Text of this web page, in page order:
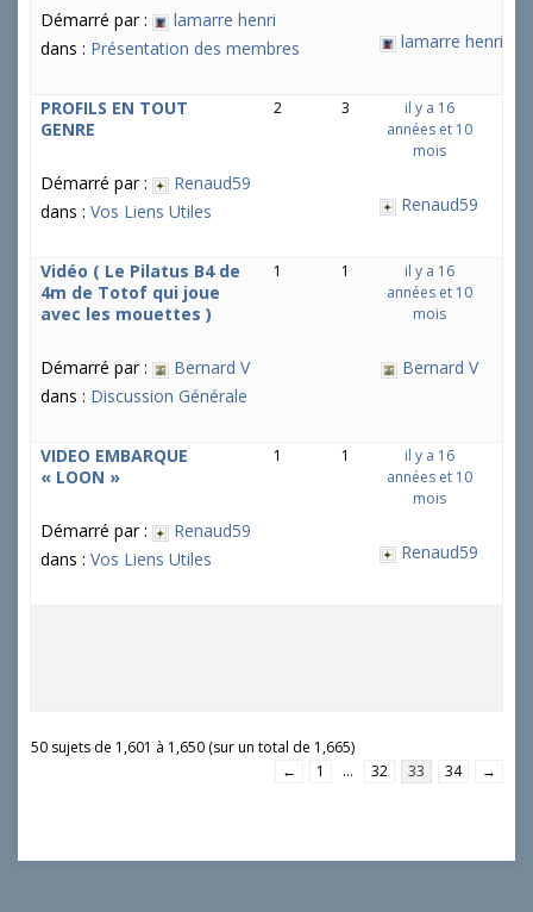
Démarré par :
lamarre henri
dans : Présentation des membres lamarre henri
PROFILS EN TOUT
GENRE
Démarré par :
Renaud59
dans : Vos Liens Utiles
2 3
il y a 16
années et 10
mois
Renaud59
Vidéo ( Le Pilatus B4 de
4m de Totof qui joue
avec les mouettes )
Démarré par :
Bernard V
dans : Discussion Générale
1 1
il y a 16
années et 10
mois
Bernard V
VIDEO EMBARQUE
« LOON »
Démarré par :
Renaud59
dans : Vos Liens Utiles
1 1
il y a 16
années et 10
mois
Renaud59
50 sujets de 1,601 à 1,650 (sur un total de 1,665)
←
1 … 32 33 34 →